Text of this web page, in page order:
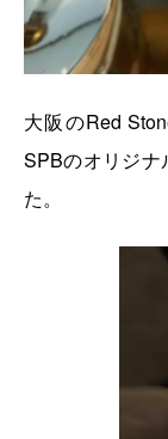
大阪のRed
SPBのオリジナ
た。